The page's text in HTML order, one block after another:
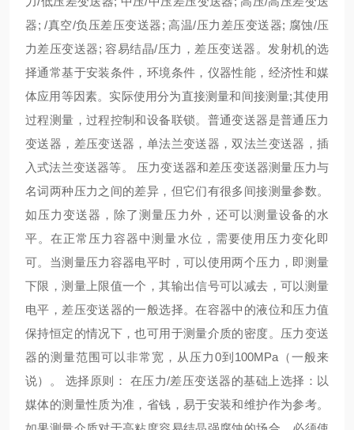
器; /真空/负压差压变送器; 高温/压力差压变送器; 腐蚀/压
力差压变送器; 容易结晶/压力，差压变送器。发射机的选
择通常基于安装条件，环境条件，仪器性能，经济性和媒
体应用等因素。实际使用分为直接测量和间接测量;其使用
过程测量，过程控制和设备联锁。普通变送器是普通压力
变送器，差压变送器，单法兰变送器，双法兰变送器，插
入式法兰变送器等。 压力变送器和差压变送器测量压力与
名词两种压力之间的差异，但它们有很多间接测量参数。
如压力变送器，除了测量压力外，还可以测量设备的水
平。在正常压力容器中测量水位，需要使用压力变化即
可。当测量压力容器电平时，可以使用两个压力，即测量
下限，测量上限值一个，其输出信号可以减去，可以测量
电平，差压变送器的一般选择。在容器中的液位和压力值
保持恒定的情况下，也可用于测量介质的密度。压力变送
器的测量范围可以非常宽，从压力0到100MPa（一般来
说）。 选择原则： 在压力/差压变送器的基础上选择：以
媒体的测量性质为准，省钱，易于安装和维护作为参考。